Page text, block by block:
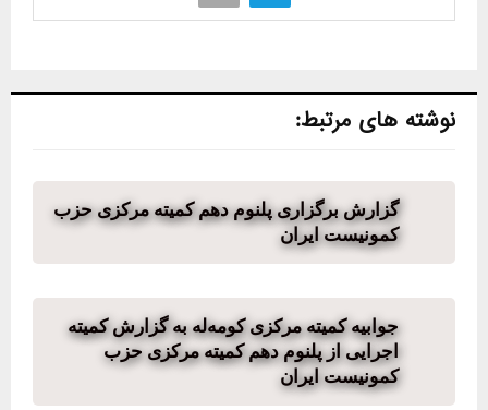
نوشته های مرتبط:
گزارش برگزاری پلنوم دهم کمیته مرکزی حزب
کمونیست ایران
جوابیە کمیتە مرکزی کومەلە بە گزارش کمیتە
اجرایی از پلنوم دهم کمیته مرکزی حزب
کمونیست ایران